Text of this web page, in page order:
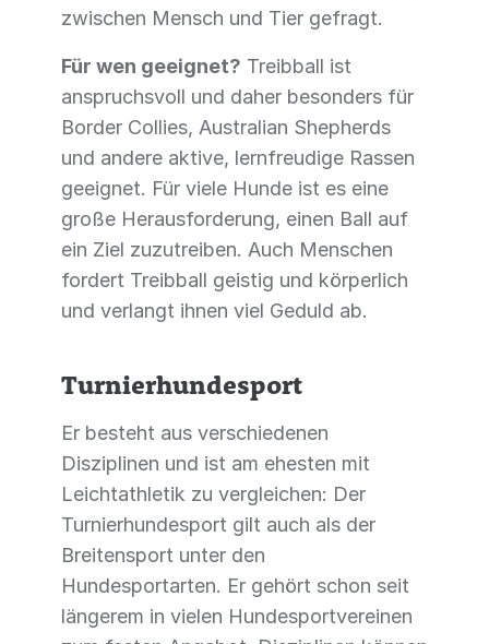
zwischen Mensch und Tier gefragt.
Für wen geeignet? Treibball ist
anspruchsvoll und daher besonders für
Border Collies, Australian Shepherds
und andere aktive, lernfreudige Rassen
geeignet. Für viele Hunde ist es eine
große Herausforderung, einen Ball auf
ein Ziel zuzutreiben. Auch Menschen
fordert Treibball geistig und körperlich
und verlangt ihnen viel Geduld ab.
Turnierhundesport
Er besteht aus verschiedenen
Disziplinen und ist am ehesten mit
Leichtathletik zu vergleichen: Der
Turnierhundesport gilt auch als der
Breitensport unter den
Hundesportarten. Er gehört schon seit
längerem in vielen Hundesportvereinen